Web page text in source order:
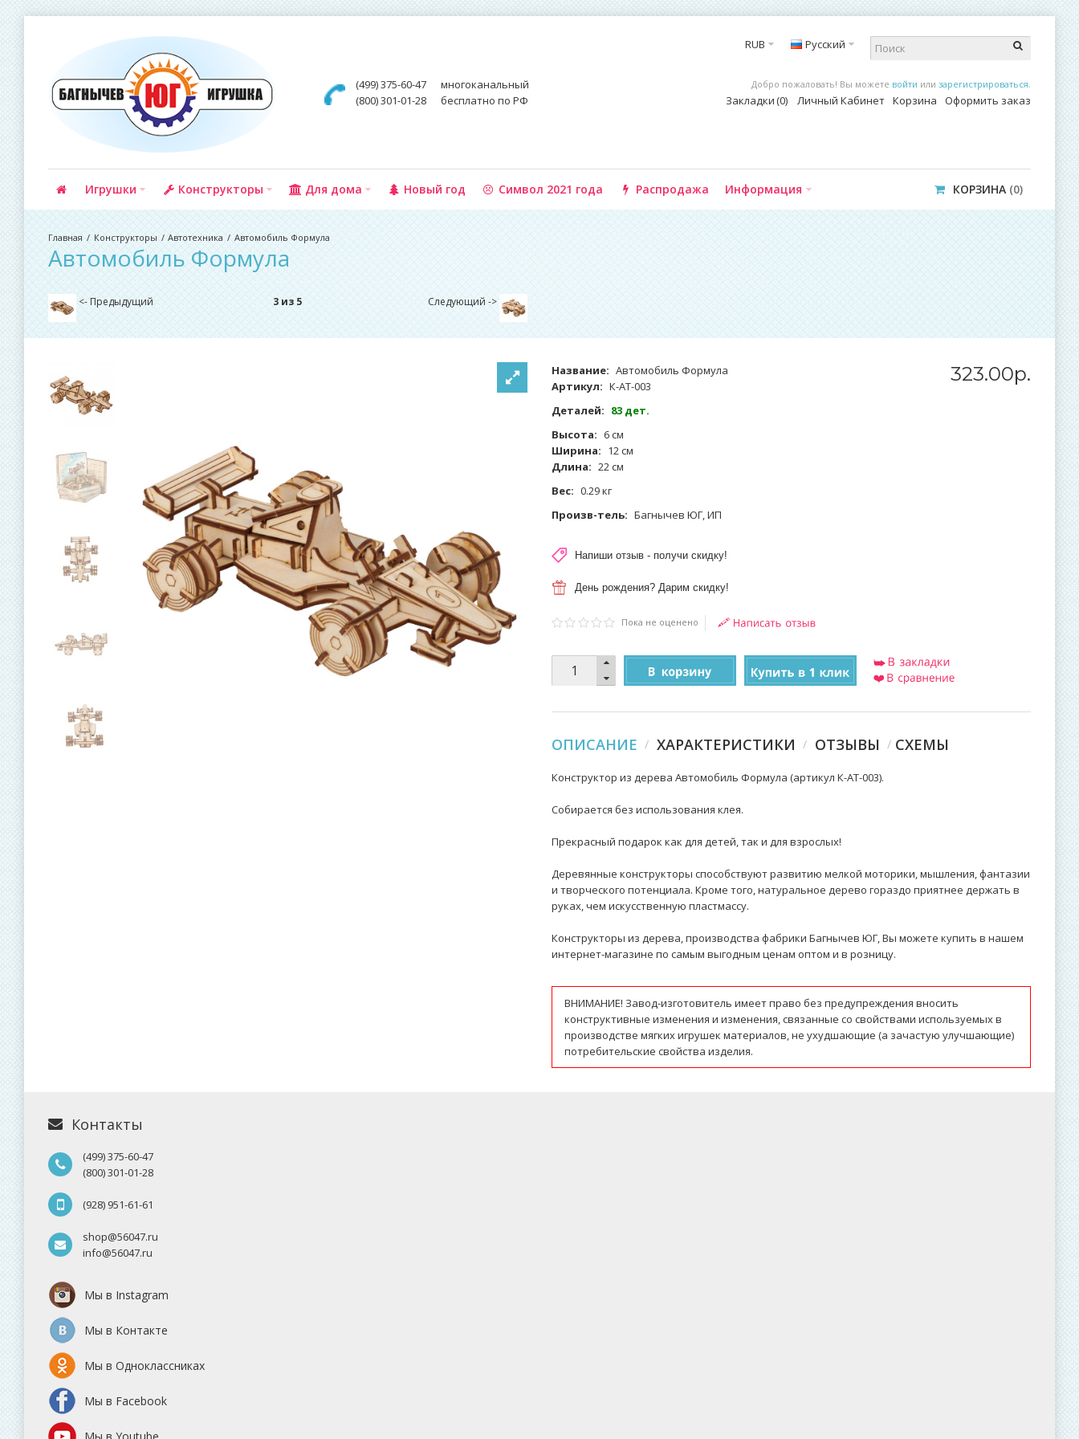
(499) 375-60-47
многоканальный
(800) 301-01-28
бесплатно по РФ
RUB Русский
Добро пожаловать! Вы можете войти или зарегистрироваться.
Закладки 0 Личный Кабинет Корзина Оформить заказ
Игрушки Конструкторы Для дома Новый год Символ 2021 года Распродажа Информация КОРЗИНА 0
Конструкторы Автотехника Автомобиль Формула
Автомобиль Формула
<- Предыдущий 3 из 5 Следующий ->
Название: Автомобиль Формула
Артикул: К-АТ-003
Деталей: 83 дет.
Высота: 6 см
Ширина: 12 см
Длина: 22 см
Вес: 0.29 кг
Произв-тель: Багнычев ЮГ, ИП
Напиши отзыв - получи скидку!
День рождения? Дарим скидку!
323.00р.
Пока не оценено
ОПИСАНИЕ ХАРАКТЕРИСТИКИ ОТЗЫВЫ СХЕМЫ
Конструктор из дерева Автомобиль Формула (артикул К-АТ-003).
Собирается без использования клея.
Прекрасный подарок как для детей, так и для взрослых!
Деревянные конструкторы способствуют развитию мелкой моторики, мышления, фантазии
и творческого потенциала. Кроме того, натуральное дерево гораздо приятнее держать в
руках, чем искусственную пластмассу.
Конструкторы из дерева, производства фабрики Багнычев ЮГ, Вы можете купить в нашем
интернет-магазине по самым выгодным ценам оптом и в розницу.
ВНИМАНИЕ! Завод-изготовитель имеет право без предупреждения вносить
конструктивные изменения и изменения, связанные со свойствами используемых в
производстве мягких игрушек материалов, не ухудшающие (а зачастую улучшающие)
потребительские свойства изделия.
Контакты
(499) 375-60-47
(800) 301-01-28
(928) 951-61-61
shop@56047.ru
info@56047.ru
Мы в Instagram
Мы в Контакте
Мы в Одноклассниках
Мы в Facebook